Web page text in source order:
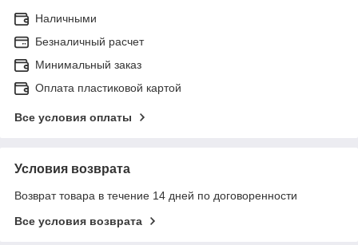
Наличными
Безналичный расчет
Минимальный заказ
Оплата пластиковой картой
Все условия оплаты
Условия возврата
Возврат товара в течение 14 дней по договоренности
Все условия возврата